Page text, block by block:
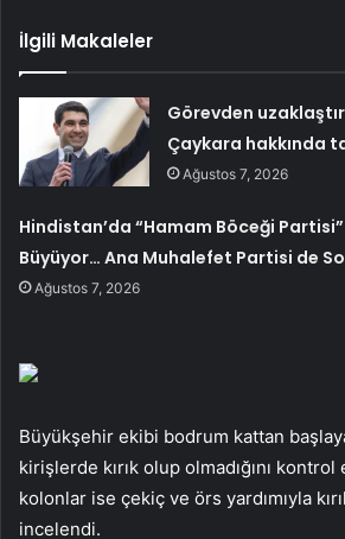
İlgili Makaleler
Görevden
Çaykara hakkında
Ağustos 7, 2026
Hindistan’da “Hamam Böceği
Büyüyor… Ana Muhalefet Partisi de
Ağustos 7, 2026
Büyükşehir ekibi bodrum kattan
kirişlerde kırık olup olmadığını
kolonlar ise çekiç ve örs yardımıyla
incelendi.